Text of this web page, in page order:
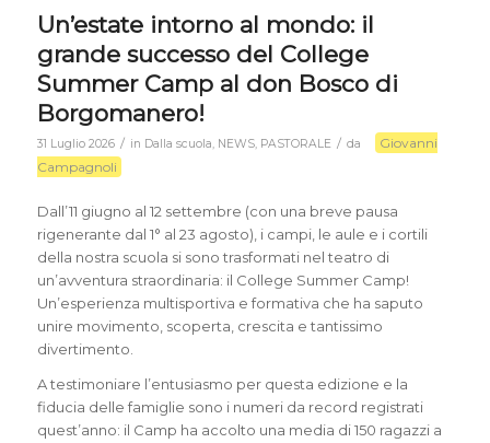
Un’estate intorno al mondo: il
grande successo del College
Summer Camp al don Bosco di
Borgomanero!
31 Luglio 2026 / in Dalla scuola, NEWS, PASTORALE / da
Giovanni
Campagnoli
Dall’11 giugno al 12 settembre (con una breve pausa
rigenerante dal 1° al 23 agosto), i campi, le aule e i cortili
della nostra scuola si sono trasformati nel teatro di
un’avventura straordinaria: il College Summer Camp!
Un’esperienza multisportiva e formativa che ha saputo
unire movimento, scoperta, crescita e tantissimo
divertimento.
A testimoniare l’entusiasmo per questa edizione e la
fiducia delle famiglie sono i numeri da record registrati
quest’anno: il Camp ha accolto una media di 150 ragazzi a